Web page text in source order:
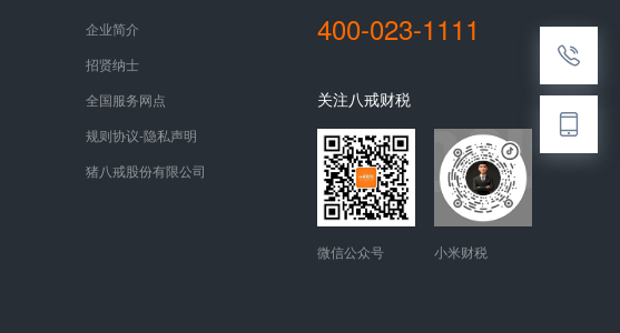
企业简介
招贤纳士
全国服务网点
规则协议-隐私声明
猪八戒股份有限公司
400-023-1111
关注八戒财税
微信公众号 小米财税